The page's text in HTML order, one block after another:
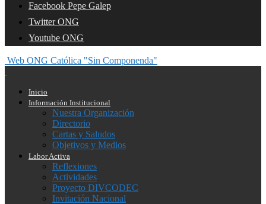
Facebook Pepe Galep
Twitter ONG
Youtube ONG
Web ONG Católica "Sin Componenda"
Inicio
Información Institucional
Nuestra Organización
Directorio
Cartas y Saludos
Objetivos y Medios
Labor Activa
Reflexiones
Actividades
Proyecto DIVCODEC
Invitación Nacional